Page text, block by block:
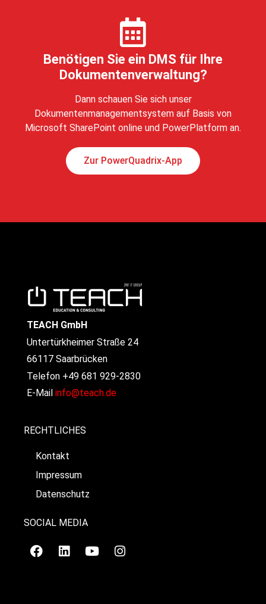
Benötigen Sie ein DMS für Ihre
Dokumentenverwaltung?
Dann schauen Sie sich unser
Dokumentenmanagementsystem auf Basis von
Microsoft SharePoint online und PowerPlatform an.
Zur PowerQuadrix-App
TEACH GmbH
Untertürkheimer Straße 24
66117 Saarbrücken
Telefon +49 681 929-2830
E-Mail info@teach.de
RECHTLICHES
Kontakt
Impressum
Datenschutz
SOCIAL MEDIA